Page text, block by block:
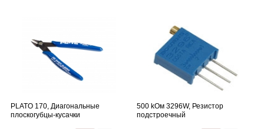
PLATO 170, Диагональные
плоскогубцы-кусачки
500 kОм 3296W, Резистор
подстроечный